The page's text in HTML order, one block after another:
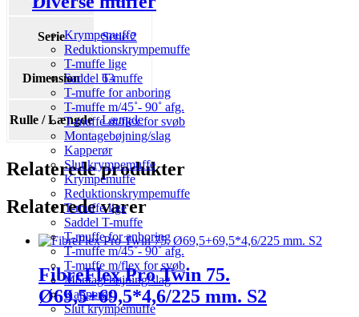
Krympemuffe
Reduktionskrympemuffe
T-muffe lige
Saddel T-muffe
T-muffe for anboring
T-muffe m/45˚- 90˚ afg.
T-muffe m/flex for svøb
Montagebøjning/slag
Kapperør
Slut krympemuffe
Krympemuffe
Reduktionskrympemuffe
T-muffe lige
Saddel T-muffe
T-muffe for anboring
T-muffe m/45˚- 90˚ afg.
T-muffe m/flex for svøb
Montagebøjning/slag
Kapperør
Slut krympemuffe
Serie Serie 2
Dimension 63
Rulle / Længde Længde
Relaterede produkter
Relaterede varer
FibreFlex Pro Twin 75.
Ø69,5+69,5*4,6/225 mm. S2